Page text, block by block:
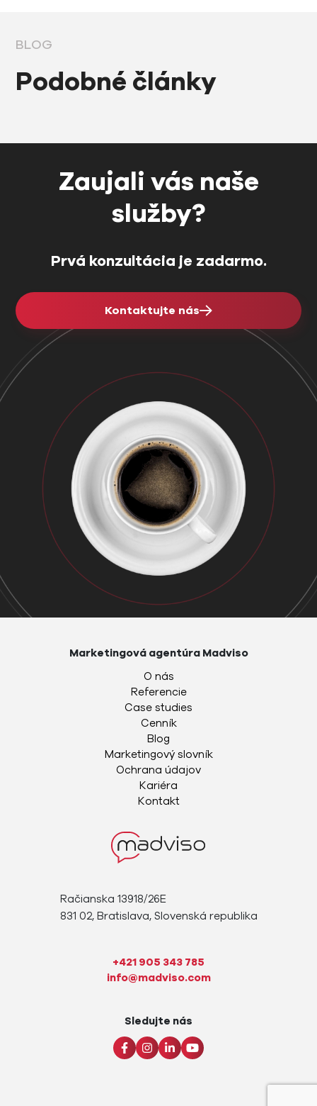
BLOG
Podobné články
Zaujali vás naše
služby?
Prvá konzultácia je zadarmo.
Kontaktujte nás
Račianska 13918/26E
831 02, Bratislava, Slovenská republika
+421 905 343 785
info@madviso.com
Marketingová agentúra Madviso
O nás
Referencie
Case studies
Cenník
Blog
Marketingový slovník
Ochrana údajov
Kariéra
Kontakt
Sledujte nás